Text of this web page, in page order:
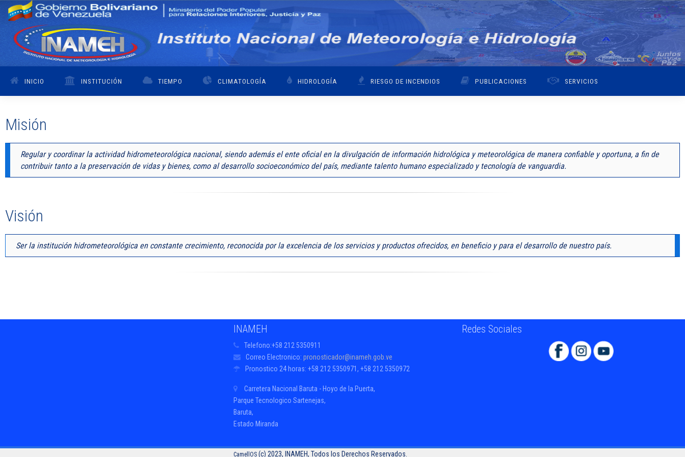
INICIO INSTITUCIÓN TIEMPO CLIMATOLOGÍA HIDROLOGÍA RIESGO DE INCENDIOS PUBLICACIONES SERVICIOS
Misión
Regular y coordinar la actividad hidrometeorológica nacional, siendo además el ente oficial en la divulgación de información hidrológica y meteorológica de manera confiable y oportuna, a fin de
contribuir tanto a la preservación de vidas y bienes, como al desarrollo socioeconómico del país, mediante talento humano especializado y tecnología de vanguardia.
Visión
Ser la institución hidrometeorológica en constante crecimiento, reconocida por la excelencia de los servicios y productos ofrecidos, en beneficio y para el desarrollo de nuestro país.
INAMEH
Telefono:+58 212 5350911
Correo Electronico: pronosticador@inameh.gob.ve
Pronostico 24 horas: +58 212 5350971, +58 212 5350972
Carretera Nacional Baruta - Hoyo de la Puerta,
Parque Tecnologico Sartenejas,
Baruta,
Estado Miranda
Redes Sociales
CamellOS (c) 2023, INAMEH, Todos los Derechos Reservados.